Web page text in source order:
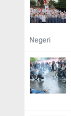
Negeri